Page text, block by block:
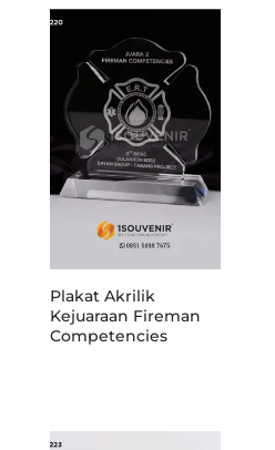
Plakat Akrilik
Kejuaraan Fireman
Competencies